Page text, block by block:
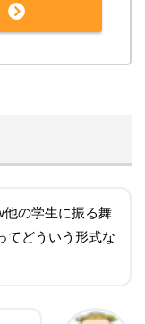
の学生に振る舞
てどういう形式な